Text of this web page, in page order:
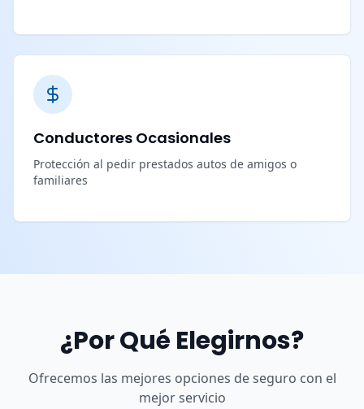
Conductores Ocasionales
Protección al pedir prestados autos de amigos o
familiares
¿Por Qué Elegirnos?
Ofrecemos las mejores opciones de seguro con el
mejor servicio